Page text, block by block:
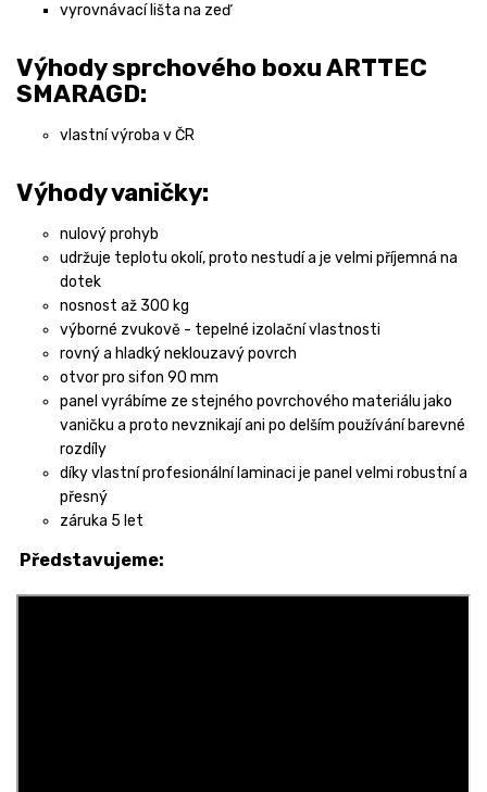
vyrovnávací lišta na zeď
Výhody sprchového boxu ARTTEC
SMARAGD:
vlastní výroba v ČR
Výhody vaničky:
nulový prohyb
udržuje teplotu okolí, proto nestudí a je velmi příjemná na
dotek
nosnost až 300 kg
výborné zvukově - tepelné izolační vlastnosti
rovný a hladký neklouzavý povrch
otvor pro sifon 90 mm
panel vyrábíme ze stejného povrchového materiálu jako
vaničku a proto nevznikají ani po delším používání barevné
rozdíly
díky vlastní profesionální laminaci je panel velmi robustní a
přesný
záruka 5 let
Představujeme: